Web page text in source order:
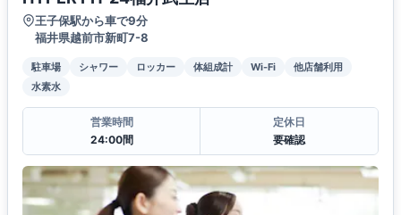
王子保駅から車で9分
福井県越前市新町7-8
駐車場 シャワー ロッカー 体組成計 Wi-Fi
他店舗利用
水素水
営業時間
24:00間
定休日
要確認